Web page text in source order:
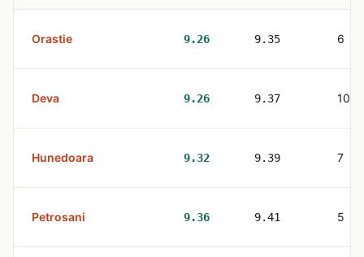
Orastie 9.26 9.35 6
Deva 9.26 9.37 10
Hunedoara 9.32 9.39 7
Petrosani 9.36 9.41 5